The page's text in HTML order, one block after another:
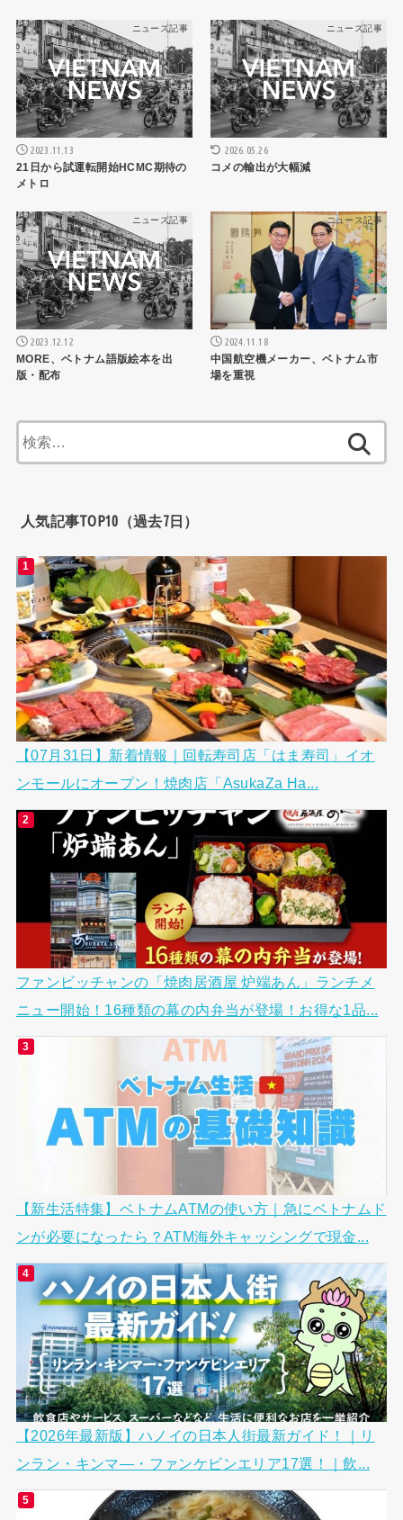
ニュース記事
2023.11.13
21日から試運転開始HCMC期待の
メトロ
ニュース記事
2026.05.26
コメの輸出が大幅減
ニュース記事
2023.12.12
MORE、ベトナム語版絵本を出
版・配布
ニュース記事
2024.11.18
中国航空機メーカー、ベトナム市
場を重視
索:
人気記事TOP10（過去7日）
【07月31日】新着情報｜回転寿司店「はま寿司」イオ
ンモールにオープン！焼肉店「AsukaZa Ha...
ファンビッチャンの「焼肉居酒屋 炉端あん」ランチメ
ニュー開始！16種類の幕の内弁当が登場！お得な1品...
【新生活特集】ベトナムATMの使い方｜急にベトナムド
ンが必要になったら？ATM海外キャッシングで現金...
【2026年最新版】ハノイの日本人街最新ガイド！｜リ
ンラン・キンマ―・ファンケビンエリア17選！｜飲...